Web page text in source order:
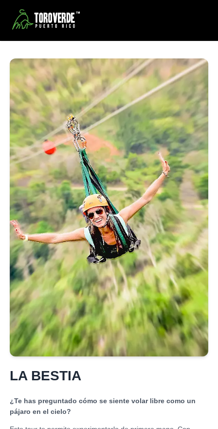
LA BESTIA
¿Te has preguntado cómo se siente volar libre como un
pájaro en el cielo?